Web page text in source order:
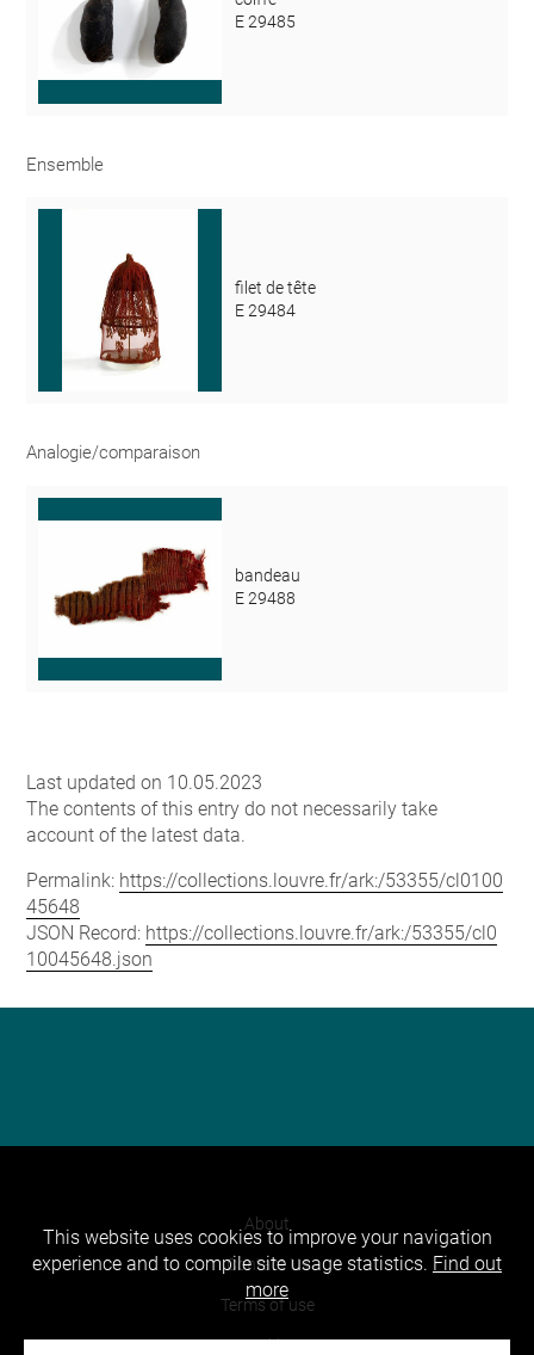
E 29485
Ensemble
filet de tête
E 29484
Analogie/comparaison
bandeau
E 29488
Last updated on 10.05.2023
The contents of this entry do not necessarily take
account of the latest data.
Permalink: https://collections.louvre.fr/ark:/53355/cl0100
45648
JSON Record: https://collections.louvre.fr/ark:/53355/cl0
10045648.json
About
Contact Us
Terms of use
Cookies
This website uses cookies to improve your navigation
experience and to compile site usage statistics. Find out
more